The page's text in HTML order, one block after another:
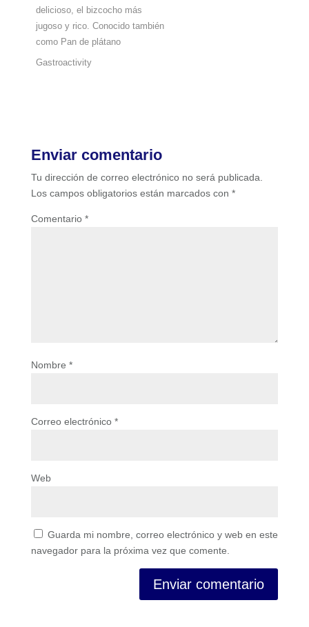
delicioso, el bizcocho más
jugoso y rico. Conocido también
como Pan de plátano
Gastroactivity
Enviar comentario
Tu dirección de correo electrónico no será publicada.
Los campos obligatorios están marcados con *
Comentario *
Nombre *
Correo electrónico *
Web
Guarda mi nombre, correo electrónico y web en este
navegador para la próxima vez que comente.